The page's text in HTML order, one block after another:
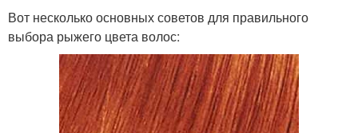
Вот несколько основных советов для правильного
выбора рыжего цвета волос: